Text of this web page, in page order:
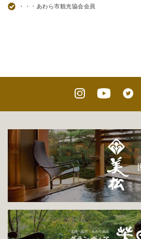
・・・あわら市観光協会会員